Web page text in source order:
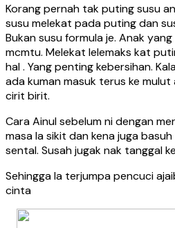
Korang pernah tak puting susu
susu melekat pada puting dan
Bukan susu formula je. Anak
mcmtu. Melekat lelemaks kat
hal . Yang penting kebersihan.
ada kuman masuk terus ke mulut
cirit birit.
Cara Ainul sebelum ni dengan
masa la sikit dan kena juga
sental. Susah jugak nak tanggal
Sehingga la terjumpa pencuci
cinta